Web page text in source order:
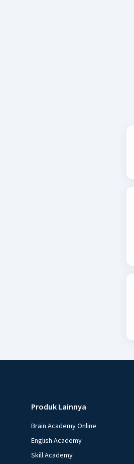
Produk Lainnya
Brain Academy Online
English Academy
Skill Academy